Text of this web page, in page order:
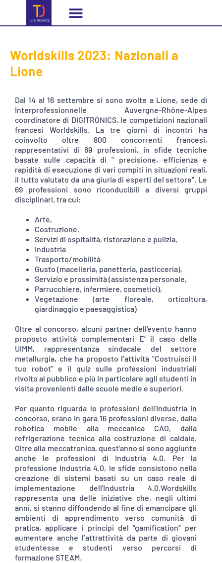
Worldskills 2023: Nazionali a
Lione
Dal 14 al 16 settembre si sono svolte a Lione, sede di
Interprofessionnelle Auvergne-Rhône-Alpes
coordinatore di DIGITRONICS, le competizioni nazionali
francesi Worldskills. La tre giorni di incontri ha
coinvolto oltre 800 concorrenti francesi,
rappresentativi di 69 professioni, in sfide tecniche
basate sulle capacità di " precisione, efficienza e
rapidità di esecuzione di vari compiti in situazioni reali,
il tutto valutato da una giuria di esperti del settore". Le
69 professioni sono riconducibili a diversi gruppi
disciplinari, tra cui:
Arte,
Costruzione,
Servizi di ospitalità, ristorazione e pulizia,
Industria
Trasporto/mobilità
Gusto (macelleria, panetteria, pasticceria),
Servizio e prossimità (assistenza personale,
Parrucchiere, infermiere, cosmetici),
Vegetazione (arte floreale, orticoltura,
giardinaggio e paesaggistica)
Oltre al concorso, alcuni partner dell'evento hanno
proposto attività complementari E’ il caso della
UIMM, rappresentanza sindacale del settore
metallurgia, che ha proposto l’attività "Costruisci il
tuo robot" e il quiz sulle professioni industriali
rivolto al pubblico e più in particolare agli studenti in
visita provenienti dalle scuole medie e superiori.
Per quanto riguarda le professioni dell'Industria in
concorso, erano in gara 16 professioni diverse, dalla
robotica mobile alla meccanica CAO, dalla
refrigerazione tecnica alla costruzione di caldaie.
Oltre alla meccatronica, quest'anno si sono aggiunte
anche le professioni di Industria 4.0. Per la
professione Industria 4.0, le sfide consistono nella
creazione di sistemi basati su un caso reale di
implementazione dell'Industria 4.0.Wordskills
rappresenta una delle iniziative che, negli ultimi
anni, si stanno diffondendo al fine di emancipare gli
ambienti di apprendimento verso comunità di
pratica, applicare i principi del “gamification” per
aumentare anche l’attrattività da parte di giovani
studentesse e studenti verso percorsi di
formazione STEAM.